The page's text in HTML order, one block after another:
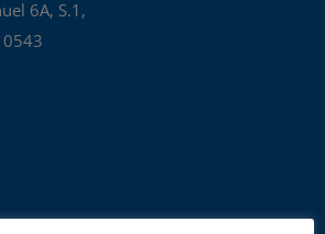
6A, S.1,